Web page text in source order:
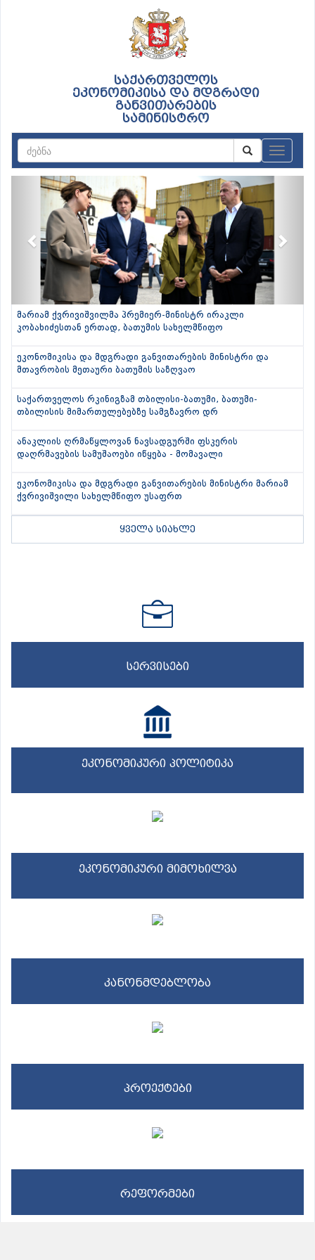
საქართველოს
ეკონომიკისა და მდგრადი
განვითარების
სამინისტრო
Previous
მარიამ ქვრივიშვილმა პრემიერ-მინისტრ ირაკლი
კობახიძესთან ერთად, ბათუმის სახელმწიფო
ეკონომიკისა და მდგრადი განვითარების მინისტრი და
მთავრობის მეთაური ბათუმის საზღვაო
საქართველოს რკინიგზამ თბილისი-ბათუმი, ბათუმი-
თბილისის მიმართულებებზე სამგზავრო დრ
ანაკლიის ღრმაწყლოვან ნავსადგურში ფსკერის
დაღრმავების სამუშაოები იწყება - მომავალი
ეკონომიკისა და მდგრადი განვითარების მინისტრი მარიამ
ქვრივიშვილი სახელმწიფო უსაფრთ
ყველა სიახლე
სერვისები
ეკონომიკური პოლიტიკა
ეკონომიკური მიმოხილვა
კანონმდებლობა
პროექტები
რეფორმები